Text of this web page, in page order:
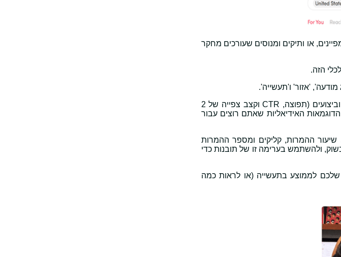
או ותיקים ומנוסים שעורכים מחקר
הזה.
'אזור' ו'תעשייה'.
בנוסף, תוכלו לסנן עוד יותר את התוצאות לפי מסגרת זמן (נניח, 7 או 180 הימים האחרונים) וביצועים (תפוצה, CTR וקצב צפייה של 2
האידיאליות שאתם רוצים עבור
ההמרות, קליקים ומספר ההמרות
ולהשתמש בערימה זו של תובנות כדי
לממוצע בתעשייה (או לראות כמה